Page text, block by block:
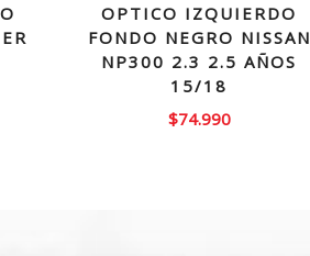
OPTICO IZQUIERDO
FONDO NEGRO NISSAN
NP300 2.3 2.5 AÑOS
15/18
$74.990